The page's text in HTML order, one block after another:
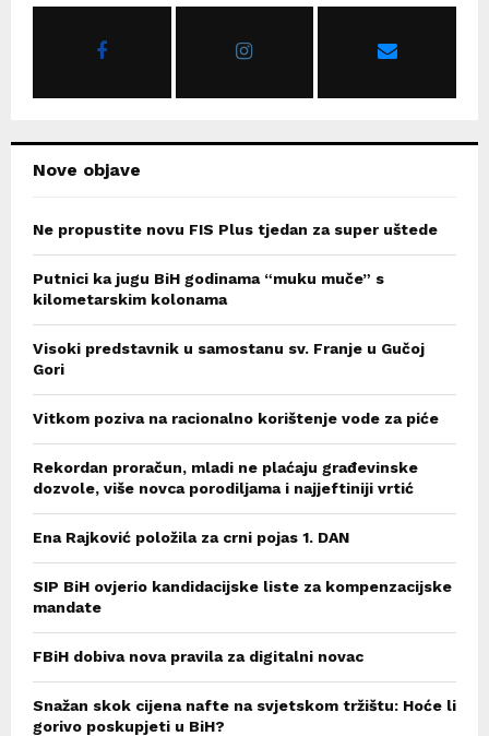
Nove objave
Ne propustite novu FIS Plus tjedan za super uštede
Putnici ka jugu BiH godinama “muku muče” s
kilometarskim kolonama
Visoki predstavnik u samostanu sv. Franje u Gučoj
Gori
Vitkom poziva na racionalno korištenje vode za piće
Rekordan proračun, mladi ne plaćaju građevinske
dozvole, više novca porodiljama i najjeftiniji vrtić
Ena Rajković položila za crni pojas 1. DAN
SIP BiH ovjerio kandidacijske liste za kompenzacijske
mandate
FBiH dobiva nova pravila za digitalni novac
Snažan skok cijena nafte na svjetskom tržištu: Hoće li
gorivo poskupjeti u BiH?